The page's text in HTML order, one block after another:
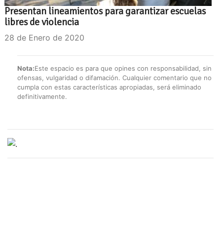
Presentan lineamientos para garantizar escuelas
libres de violencia
28 de Enero de 2020
Nota:Este espacio es para que opines con responsabilidad, sin
ofensas, vulgaridad o difamación. Cualquier comentario que no
cumpla con estas características apropiadas, será eliminado
definitivamente.